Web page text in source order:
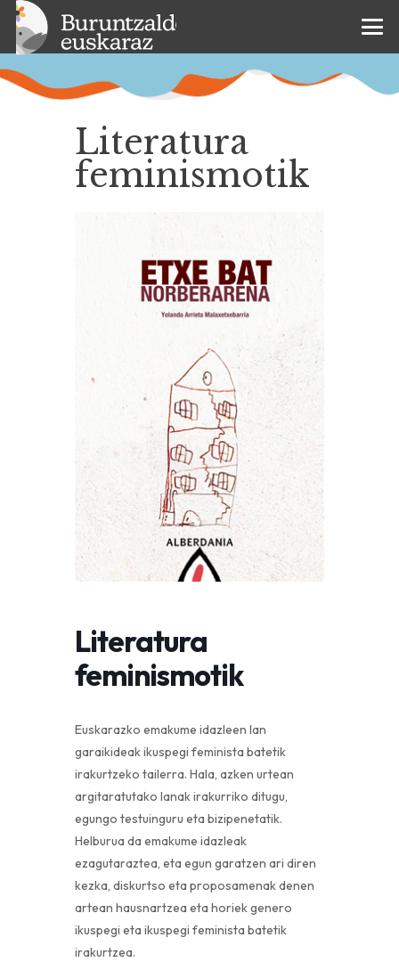
Literatura
feminismotik
Literatura
feminismotik
Euskarazko emakume idazleen lan
garaikideak ikuspegi feminista batetik
irakurtzeko tailerra. Hala, azken urtean
argitaratutako lanak irakurriko ditugu,
egungo testuinguru eta bizipenetatik.
Helburua da emakume idazleak
ezagutaraztea, eta egun garatzen ari diren
kezka, diskurtso eta proposamenak denen
artean hausnartzea eta horiek genero
ikuspegi eta ikuspegi feminista batetik
irakurtzea.